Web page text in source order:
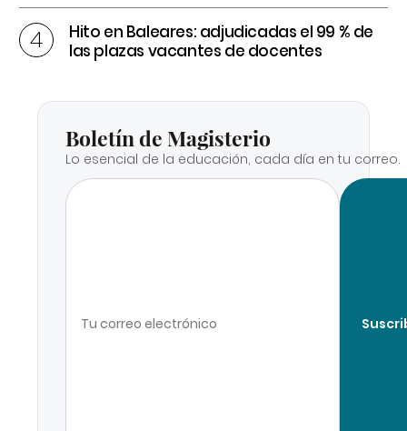
Hito en Baleares: adjudicadas el 99 % de
las plazas vacantes de docentes
Boletín de Magisterio
Lo esencial de la educación, cada día en tu correo.